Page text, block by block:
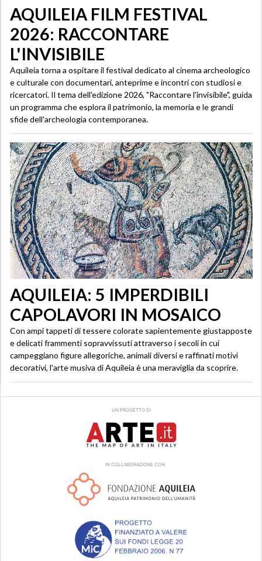
AQUILEIA FILM FESTIVAL
2026: RACCONTARE
L'INVISIBILE
Aquileia torna a ospitare il festival dedicato al cinema archeologico
e culturale con documentari, anteprime e incontri con studiosi e
ricercatori. Il tema dell'edizione 2026, "Raccontare l'invisibile", guida
un programma che esplora il patrimonio, la memoria e le grandi
sfide dell'archeologia contemporanea.
AQUILEIA: 5 IMPERDIBILI
CAPOLAVORI IN MOSAICO
Con ampi tappeti di tessere colorate sapientemente giustapposte
e delicati frammenti sopravvissuti attraverso i secoli in cui
campeggiano figure allegoriche, animali diversi e raffinati motivi
decorativi, l'arte musiva di Aquileia è una meraviglia da scoprire.
UN PROGETTO DI
IN COLLABORAZIONE CON